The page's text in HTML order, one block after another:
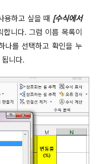
용하고 싶을 때 [수식에서
합니다.그럼 이름 목록이
나를 선택하고 확인을 누
됩니다.